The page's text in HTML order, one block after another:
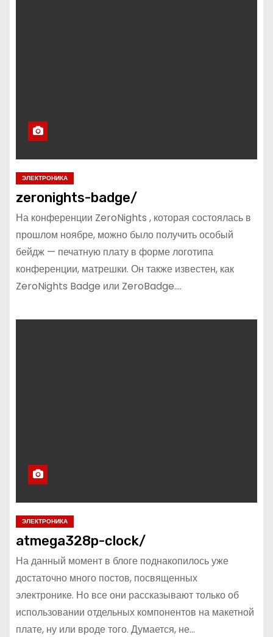
ЭЛЕКТРОНИКА
zeronights-badge/
На конференции ZeroNights , которая состоялась в
прошлом ноябре, можно было получить особый
бейдж — печатную плату в форме логотипа
конференции, матрешки. Он также известен, как
ZeroNights Badge или ZeroBadge.…
ЭЛЕКТРОНИКА
atmega328p-clock/
На данный момент в блоге поднакопилось уже
достаточно много постов, посвященных
электронике. Но все они рассказывают только об
использовании отдельных компонентов на макетной
плате, ну или вроде того. Думается, не…